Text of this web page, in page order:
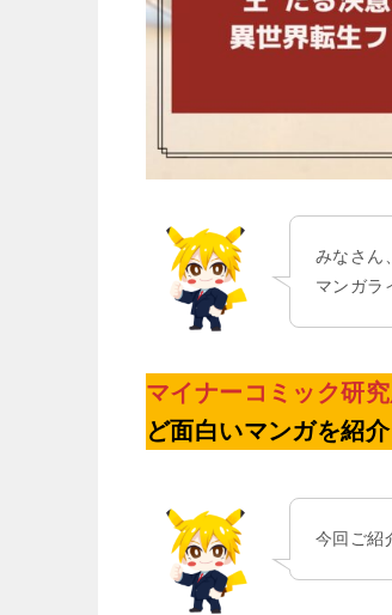
みなさん
マンガラ
マイナーコミック研
ど面白いマンガを紹
今回ご紹